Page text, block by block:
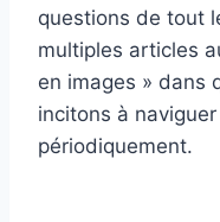
questions de tout
multiples articles
en images » dans
incitons à
périodiquement.